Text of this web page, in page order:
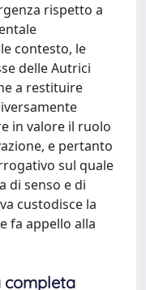
rispetto a
contesto, le
delle Autrici
a restituire
in valore il ruolo
e pertanto
sul quale
di senso e di
custodisce la
fa appello alla
completa